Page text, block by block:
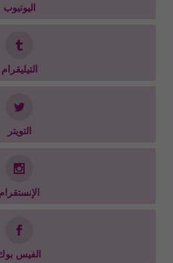
اليوتيوب
التيليقرام
التويتر
الإنستقرام
الفيس